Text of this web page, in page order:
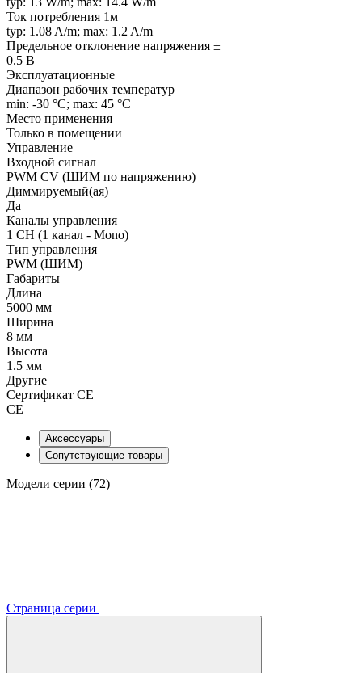
Ток потребления 1м
typ: 1.08 A/m; max: 1.2 A/m
Предельное отклонение напряжения ±
0.5 В
Эксплуатационные
Диапазон рабочих температур
min: -30 °C; max: 45 °C
Место применения
Только в помещении
Управление
Входной сигнал
PWM СV (ШИМ по напряжению)
Диммируемый(ая)
Да
Каналы управления
1 CH (1 канал - Mono)
Тип управления
PWM (ШИМ)
Габариты
Длина
5000 мм
Ширина
8 мм
Высота
1.5 мм
Другие
Сертификат CE
CE
Аксессуары
Сопутствующие товары
Модели серии (72)
Страница серии